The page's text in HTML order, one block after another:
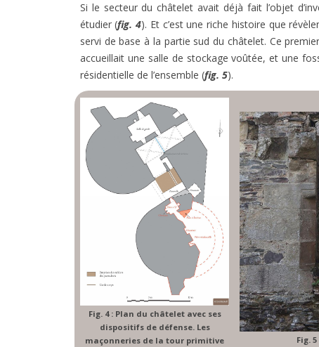
Si le secteur du châtelet avait déjà fait l’objet
étudier (fig. 4). Et c’est une riche histoire que
servi de base à la partie sud du châtelet. Ce
accueillait une salle de stockage voûtée, et une
résidentielle de l’ensemble (fig. 5).
Fig. 4 : Plan du châtelet avec ses
dispositifs de défense. Les
maçonneries de la tour primitive
Fig.